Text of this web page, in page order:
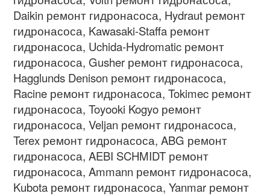
Daikin ремонт гидронасоса, Hydraut ремонт
гидронасоса, Kawasaki-Staffa ремонт
гидронасоса, Uchida-Hydromatic ремонт
гидронасоса, Gusher ремонт гидронасоса,
Hagglunds Denison ремонт гидронасоса,
Racine ремонт гидронасоса, Tokimec ремонт
гидронасоса, Toyooki Kogyo ремонт
гидронасоса, Veljan ремонт гидронасоса,
Terex ремонт гидронасоса, ABG ремонт
гидронасоса, AEBI SCHMIDT ремонт
гидронасоса, Ammann ремонт гидронасоса,
Kubota ремонт гидронасоса, Yanmar ремонт